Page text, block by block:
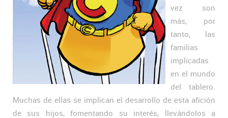
vez son
más, por
tanto, las
familias
implicadas
en el mundo
del tablero.
Muchas de ellas se implican el desarrollo de esta afición
de sus hijos, fomentando su interés, llevándolos a